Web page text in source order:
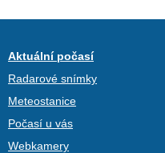
Aktuální počasí
Radarové snímky
Meteostanice
Počasí u vás
Webkamery